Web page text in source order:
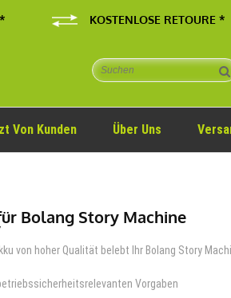
KOSTENLOSE RETOURE *
Von Kunden Über Uns
Bolang Story Machine
von hoher Qualität belebt Ihr Bolang Story
Vorgaben